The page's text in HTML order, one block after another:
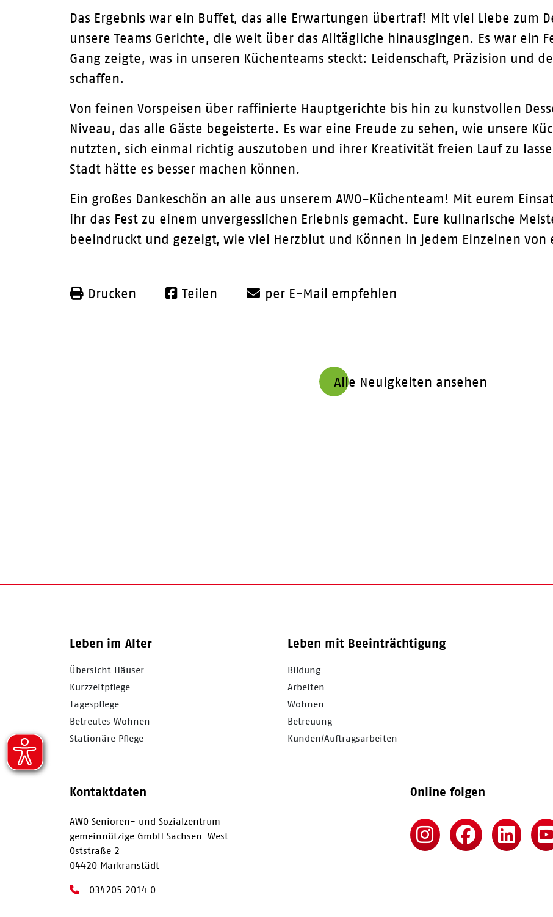
Das Ergebnis war ein Buffet, das alle Erwartungen übertraf! Mit viel Liebe zum
unsere Teams Gerichte, die weit über das Alltägliche hinausgingen. Es war ein
Gang zeigte, was in unseren Küchenteams steckt: Leidenschaft, Präzision und
schaffen.
Von feinen Vorspeisen über raffinierte Hauptgerichte bis hin zu kunstvollen
Niveau, das alle Gäste begeisterte. Es war eine Freude zu sehen, wie unsere
nutzten, sich einmal richtig auszutoben und ihrer Kreativität freien Lauf zu
Stadt hätte es besser machen können.
Ein großes Dankeschön an alle aus unserem AWO-Küchenteam! Mit eurem
ihr das Fest zu einem unvergesslichen Erlebnis gemacht. Eure kulinarische
beeindruckt und gezeigt, wie viel Herzblut und Können in jedem Einzelnen von
Drucken Teilen per E-Mail empfehlen
Alle Neuigkeiten ansehen
Leben im Alter
Übersicht Häuser
Kurzzeitpflege
Tagespflege
Betreutes Wohnen
Stationäre Pflege
Leben mit Beeinträchtigung
Bildung
Arbeiten
Wohnen
Betreuung
Kunden/Auftragsarbeiten
Kontaktdaten
AWO Senioren- und Sozialzentrum
gemeinnützige GmbH Sachsen-West
Oststraße 2
04420 Markranstädt
034205 2014 0
Online folgen